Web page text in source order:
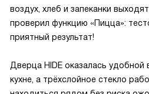
воздух, хлеб и запеканки
проверил функцию «Пицца»:
приятный результат!
Дверца HIDE оказалась
кухне, а трёхслойное стекло